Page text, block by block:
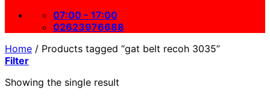
07:00 - 17:00
02623976688
Home / Products tagged “gat belt recoh 3035”
Filter
Showing the single result